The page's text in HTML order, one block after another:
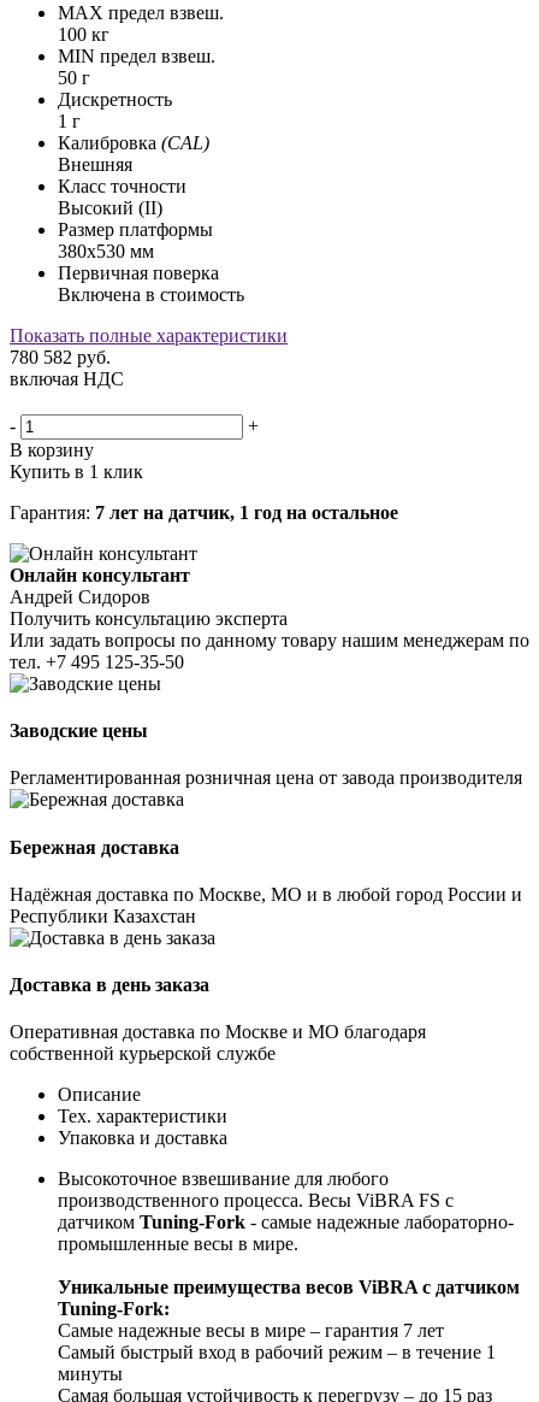
MAX предел взвеш.
100 кг
MIN предел взвеш.
50 г
Дискретность
1 г
Калибровка (CAL)
Внешняя
Класс точности
Высокий (II)
Размер платформы
380х530 мм
Первичная поверка
Включена в стоимость
Показать полные характеристики
780 582 руб.
включая НДС
-
+
В корзину
Купить в 1 клик
Гарантия: 7 лет на датчик, 1 год на остальное
Онлайн консультант
Андрей Сидоров
Получить консультацию эксперта
Или задать вопросы по данному товару нашим менеджерам по
тел. +7 495 125-35-50
Заводские цены
Регламентированная розничная цена от завода производителя
Бережная доставка
Надёжная доставка по Москве, МО и в любой город России и
Республики Казахстан
Доставка в день заказа
Оперативная доставка по Москве и МО благодаря
собственной курьерской службе
Описание
Тех. характеристики
Упаковка и доставка
Высокоточное взвешивание для любого
производственного процесса. Весы ViBRA FS с
датчиком Tuning-Fork - самые надежные лабораторно-
промышленные весы в мире.
Уникальные преимущества весов ViBRA с датчиком
Tuning-Fork:
Самые надежные весы в мире – гарантия 7 лет
Самый быстрый вход в рабочий режим – в течение 1
минуты
Самая большая устойчивость к перегрузу – до 15 раз